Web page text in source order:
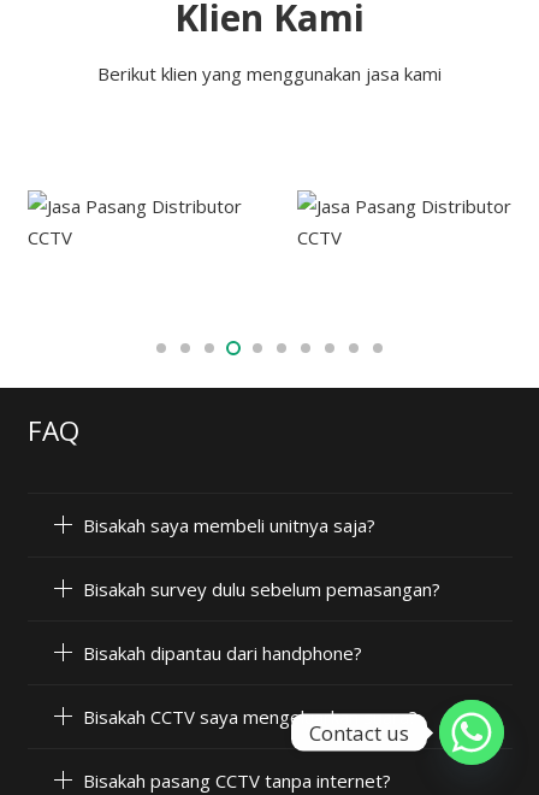
Klien Kami
Berikut klien yang menggunakan jasa kami
FAQ
Bisakah saya membeli unitnya saja?
Bisakah survey dulu sebelum pemasangan?
Bisakah dipantau dari handphone?
Bisakah CCTV saya mengeluarkan suara?
Bisakah pasang CCTV tanpa internet?
Contact us